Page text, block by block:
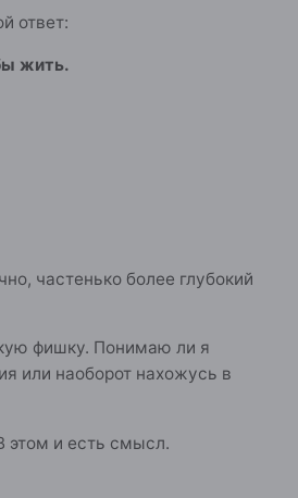
ответ:
жить.
частенько более глубокий
фишку. Понимаю ли я
или наоборот нахожусь в
и есть смысл.